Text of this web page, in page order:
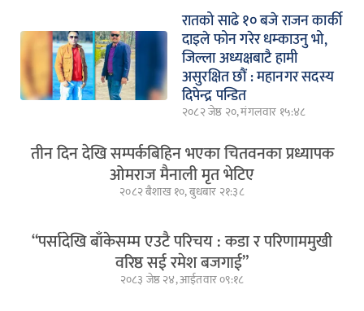
रातको साढे १० बजे राजन कार्की
दाइले फोन गरेर धम्काउनु भो,
जिल्ला अध्यक्षबाटै हामी
असुरक्षित छौं : महानगर सदस्य
दिपेन्द्र पन्डित
२०८२ जेष्ठ २०, मंगलवार १५:४८
तीन दिन देखि सम्पर्कबिहिन भएका चितवनका प्रध्यापक
ओमराज मैनाली मृत भेटिए
२०८२ बैशाख १०, बुधबार २१:३८
“पर्सादेखि बाँकेसम्म एउटै परिचय : कडा र परिणाममुखी
वरिष्ठ सई रमेश बजगाई”
२०८३ जेष्ठ २४, आईतवार ०९:१८